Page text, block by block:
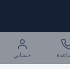
حسابي